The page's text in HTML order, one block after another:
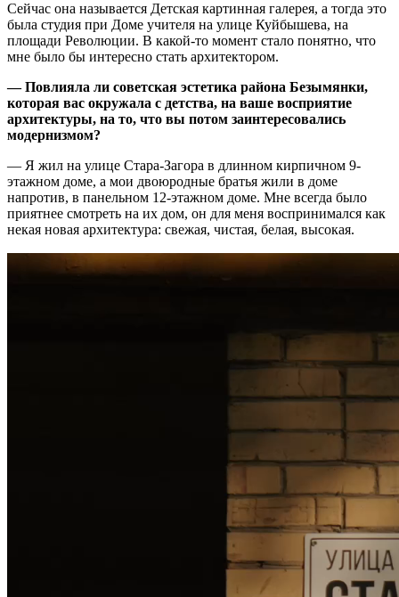
Сейчас она называется Детская картинная галерея, а тогда это
была студия при Доме учителя на улице Куйбышева, на
площади Революции. В какой-то момент стало понятно, что
мне было бы интересно стать архитектором.
— Повлияла ли советская эстетика района Безымянки,
которая вас окружала с детства, на ваше восприятие
архитектуры, на то, что вы потом заинтересовались
модернизмом?
— Я жил на улице Стара-Загора в длинном кирпичном 9-
этажном доме, а мои двоюродные братья жили в доме
напротив, в панельном 12-этажном доме. Мне всегда было
приятнее смотреть на их дом, он для меня воспринимался как
некая новая архитектура: свежая, чистая, белая, высокая.